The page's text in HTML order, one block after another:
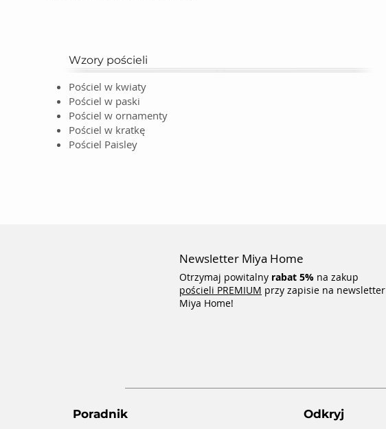
Wzory pościeli
Pościel w kwiaty
Pościel w paski
Pościel w ornamenty
Pościel w kratkę
Pościel Paisley
Newsletter Miya Home
Otrzymaj powitalny rabat 5% na zakup
pościeli PREMIUM przy zapisie na newsletter
Miya Home!
Poradnik Odkryj